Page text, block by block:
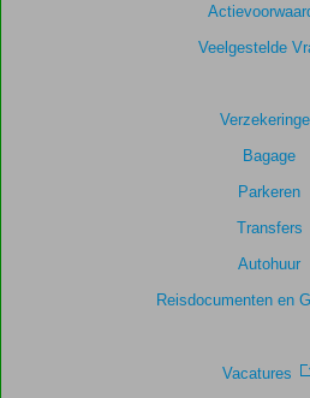
Veelgestelde
Bagage
Parkeren
Transfers
Autohuur
Reisdocumenten en
Vacatures